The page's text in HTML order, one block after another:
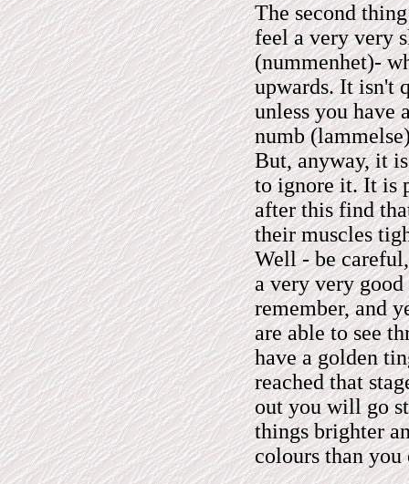
The second
feel a very very
(nummenhet)-
upwards. It isn't
unless you have
numb
But, anyway, it
to ignore it. It is
after this find
their muscles
Well - be
a very very good
remember, and
are able to see
have a golden
reached that
out you will go
things brighter
colours than you